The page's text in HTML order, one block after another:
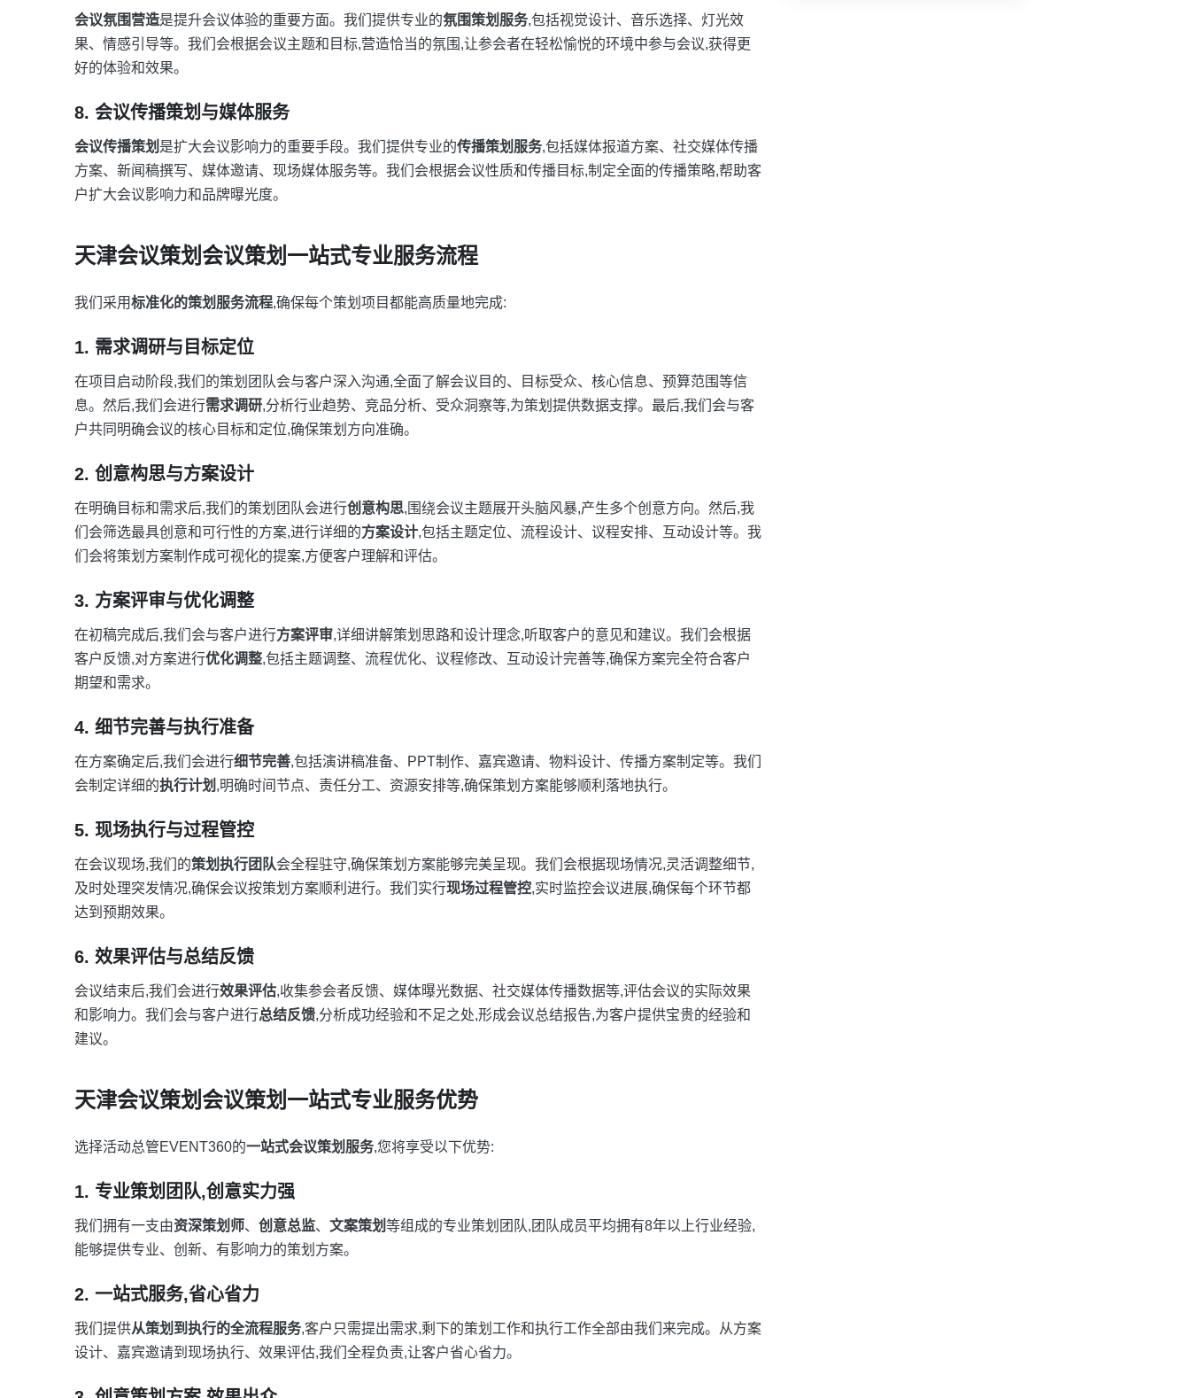
会议氛围营造是提升会议体验的重要方面。我们提供专业的氛围策划服务,包括视觉设计、音乐选择、灯光效
果、情感引导等。我们会根据会议主题和目标,营造恰当的氛围,让参会者在轻松愉悦的环境中参与会议,获得更
好的体验和效果。
8. 会议传播策划与媒体服务
会议传播策划 是扩大会议影响力的重要手段。我们提供专业的传播策划服务,包括媒体报道方案、社交媒体传播
方案、新闻稿撰写、媒体邀请、现场媒体服务等。我们会根据会议性质和传播目标,制定全面的传播策略,帮助客
户扩大会议影响力和品牌曝光度。
天津会议策划会议策划一站式专业服务流程
我们采用标准化的策划服务流程,确保每个策划项目都能高质量地完成:
1. 需求调研与目标定位
在项目启动阶段,我们的策划团队会与客户深入沟通,全面了解会议目的、目标受众、核心信息、预算范围等信
息。然后,我们会进行需求调研,分析行业趋势、竞品分析、受众洞察等,为策划提供数据支撑。最后,我们会与客
户共同明确会议的核心目标和定位,确保策划方向准确。
2. 创意构思与方案设计
在明确目标和需求后,我们的策划团队会进行创意构思,围绕会议主题展开头脑风暴,产生多个创意方向。然后,我
们会筛选最具创意和可行性的方案,进行详细的方案设计,包括主题定位、流程设计、议程安排、互动设计等。我
们会将策划方案制作成可视化的提案,方便客户理解和评估。
3. 方案评审与优化调整
在初稿完成后,我们会与客户进行方案评审,详细讲解策划思路和设计理念,听取客户的意见和建议。我们会根据
客户反馈,对方案进行优化调整,包括主题调整、流程优化、议程修改、互动设计完善等,确保方案完全符合客户
期望和需求。
4. 细节完善与执行准备
在方案确定后,我们会进行细节完善,包括演讲稿准备、PPT制作、嘉宾邀请、物料设计、传播方案制定等。我们
会制定详细的执行计划 ,明确时间节点、责任分工、资源安排等,确保策划方案能够顺利落地执行。
5. 现场执行与过程管控
在会议现场,我们的策划执行团队会全程驻守,确保策划方案能够完美呈现。我们会根据现场情况,灵活调整细节,
及时处理突发情况,确保会议按策划方案顺利进行。我们实行现场过程管控,实时监控会议进展,确保每个环节都
达到预期效果。
6. 效果评估与总结反馈
会议结束后,我们会进行效果评估,收集参会者反馈、媒体曝光数据、社交媒体传播数据等,评估会议的实际效果
和影响力。我们会与客户进行总结反馈,分析成功经验和不足之处,形成会议总结报告,为客户提供宝贵的经验和
建议。
天津会议策划会议策划一站式专业服务优势
选择活动总管EVENT360的一站式会议策划服务,您将享受以下优势:
1. 专业策划团队,创意实力强
我们拥有一支由资深策划师、 创意总监、 文案策划等组成的专业策划团队,团队成员平均拥有8年以上行业经验,
能够提供专业、创新、有影响力的策划方案。
2. 一站式服务,省心省力
我们提供从策划到执行的全流程服务,客户只需提出需求,剩下的策划工作和执行工作全部由我们来完成。从方案
设计、嘉宾邀请到现场执行、效果评估,我们全程负责,让客户省心省力。